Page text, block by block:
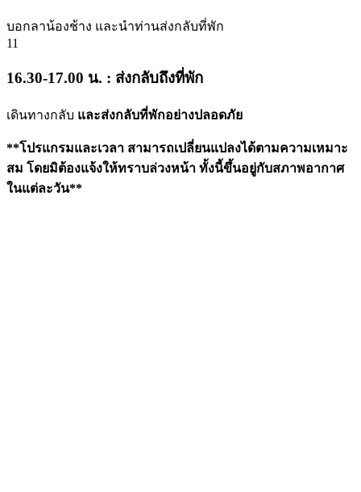
บอกลาน้องช้าง และนำท่านส่งกลับที่พัก
11
16.30-17.00 น. : ส่งกลับถึงที่พัก
เดินทางกลับ และส่งกลับที่พักอย่างปลอดภัย
**โปรแกรมและเวลา สามารถเปลี่ยนแปลงได้ตามความเหมาะ
สม โดยมิต้องแจ้งให้ทราบล่วงหน้า ทั้งนี้ขึ้นอยู่กับสภาพอากาศ
ในแต่ละวัน**